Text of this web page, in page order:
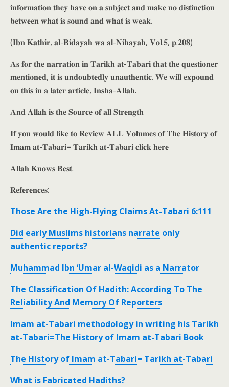
𝐢𝐧𝐟𝐨𝐫𝐦𝐚𝐭𝐢𝐨𝐧 𝐭𝐡𝐞𝐲 𝐡𝐚𝐯𝐞 𝐨𝐧 𝐚 𝐬𝐮𝐛𝐣𝐞𝐜𝐭 𝐚𝐧𝐝 𝐦𝐚𝐤𝐞 𝐧𝐨 𝐝𝐢𝐬𝐭𝐢𝐧𝐜𝐭𝐢𝐨𝐧
𝐛𝐞𝐭𝐰𝐞𝐞𝐧 𝐰𝐡𝐚𝐭 𝐢𝐬 𝐬𝐨𝐮𝐧𝐝 𝐚𝐧𝐝 𝐰𝐡𝐚𝐭 𝐢𝐬 𝐰𝐞𝐚𝐤.
(𝐈𝐛𝐧 𝐊𝐚𝐭𝐡𝐢𝐫, 𝐚𝐥-𝐁𝐢𝐝𝐚𝐲𝐚𝐡 𝐰𝐚 𝐚𝐥-𝐍𝐢𝐡𝐚𝐲𝐚𝐡, 𝐕𝐨𝐥.𝟓, 𝐩.𝟐𝟎𝟖)
𝐀𝐬 𝐟𝐨𝐫 𝐭𝐡𝐞 𝐧𝐚𝐫𝐫𝐚𝐭𝐢𝐨𝐧 𝐢𝐧 𝐓𝐚𝐫𝐢𝐤𝐡 𝐚𝐭-𝐓𝐚𝐛𝐚𝐫𝐢 𝐭𝐡𝐚𝐭 𝐭𝐡𝐞 𝐪𝐮𝐞𝐬𝐭𝐢𝐨𝐧𝐞𝐫
𝐦𝐞𝐧𝐭𝐢𝐨𝐧𝐞𝐝, 𝐢𝐭 𝐢𝐬 𝐮𝐧𝐝𝐨𝐮𝐛𝐭𝐞𝐝𝐥𝐲 𝐮𝐧𝐚𝐮𝐭𝐡𝐞𝐧𝐭𝐢𝐜. 𝐖𝐞 𝐰𝐢𝐥𝐥 𝐞𝐱𝐩𝐨𝐮𝐧𝐝
𝐨𝐧 𝐭𝐡𝐢𝐬 𝐢𝐧 𝐚 𝐥𝐚𝐭𝐞𝐫 𝐚𝐫𝐭𝐢𝐜𝐥𝐞, 𝐈𝐧𝐬𝐡𝐚-𝐀𝐥𝐥𝐚𝐡.
𝐀𝐧𝐝 𝐀𝐥𝐥𝐚𝐡 𝐢𝐬 𝐭𝐡𝐞 𝐒𝐨𝐮𝐫𝐜𝐞 𝐨𝐟 𝐚𝐥𝐥 𝐒𝐭𝐫𝐞𝐧𝐠𝐭𝐡
𝐈𝐟 𝐲𝐨𝐮 𝐰𝐨𝐮𝐥𝐝 𝐥𝐢𝐤𝐞 𝐭𝐨 𝐑𝐞𝐯𝐢𝐞𝐰 𝐀𝐋𝐋 𝐕𝐨𝐥𝐮𝐦𝐞𝐬 𝐨𝐟 𝐓𝐡𝐞 𝐇𝐢𝐬𝐭𝐨𝐫𝐲 𝐨𝐟
𝐈𝐦𝐚𝐦 𝐚𝐭-𝐓𝐚𝐛𝐚𝐫𝐢= 𝐓𝐚𝐫𝐢𝐤𝐡 𝐚𝐭-𝐓𝐚𝐛𝐚𝐫𝐢 𝐜𝐥𝐢𝐜𝐤 𝐡𝐞𝐫𝐞
𝐀𝐥𝐥𝐚𝐡 𝐊𝐧𝐨𝐰𝐬 𝐁𝐞𝐬𝐭.
𝐑𝐞𝐟𝐞𝐫𝐞𝐧𝐜𝐞𝐬:
Those Are the High-Flying Claims At-Tabari 6:111
Did early Muslims historians narrate only
authentic reports?
Muhammad Ibn ‘Umar al-Waqidi as a Narrator
The Classification Of Hadith: According To The
Reliability And Memory Of Reporters
Imam at-Tabari methodology in writing his Tarikh
at-Tabari=The History of Imam at-Tabari Book
The History of Imam at-Tabari= Tarikh at-Tabari
What is Fabricated Hadiths?